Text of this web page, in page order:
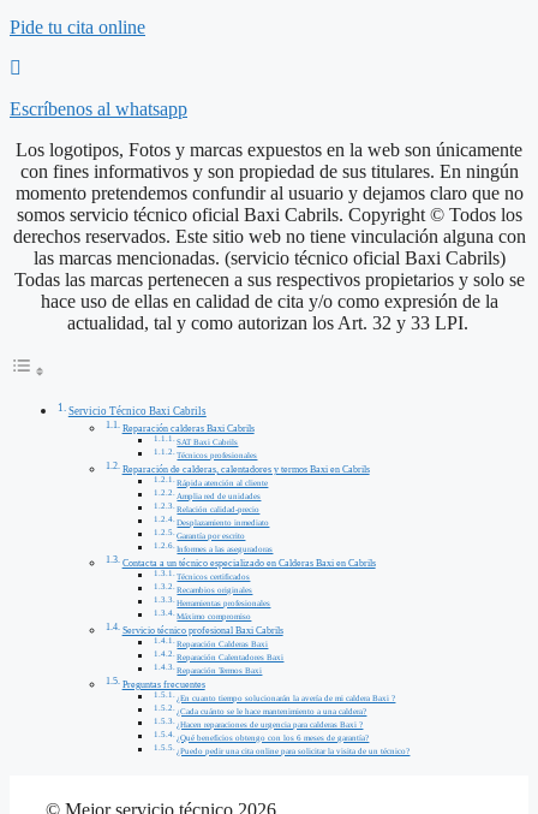
Pide tu cita online
Escríbenos al whatsapp
Los logotipos, Fotos y marcas expuestos en la web son únicamente
con fines informativos y son propiedad de sus titulares. En ningún
momento pretendemos confundir al usuario y dejamos claro que no
somos servicio técnico oficial Baxi Cabrils. Copyright © Todos los
derechos reservados. Este sitio web no tiene vinculación alguna con
las marcas mencionadas. (servicio técnico oficial Baxi Cabrils)
Todas las marcas pertenecen a sus respectivos propietarios y solo se
hace uso de ellas en calidad de cita y/o como expresión de la
actualidad, tal y como autorizan los Art. 32 y 33 LPI.
Servicio Técnico Baxi Cabrils
Reparación calderas Baxi Cabrils
SAT Baxi Cabrils
Técnicos profesionales
Reparación de calderas, calentadores y termos Baxi en Cabrils
Rápida atención al cliente
Amplia red de unidades
Relación calidad-precio
Desplazamiento inmediato
Garantía por escrito
Informes a las aseguradoras
Contacta a un técnico especializado en Calderas Baxi en Cabrils
Técnicos certificados
Recambios originales
Herramientas profesionales
Máximo compromiso
Servicio técnico profesional Baxi Cabrils
Reparación Calderas Baxi
Reparación Calentadores Baxi
Reparación Termos Baxi
Preguntas frecuentes
¿En cuanto tiempo solucionarán la avería de mi caldera Baxi ?
¿Cada cuánto se le hace mantenimiento a una caldera?
¿Hacen reparaciones de urgencia para calderas Baxi ?
¿Qué beneficios obtengo con los 6 meses de garantía?
¿Puedo pedir una cita online para solicitar la visita de un técnico?
© Mejor servicio técnico 2026